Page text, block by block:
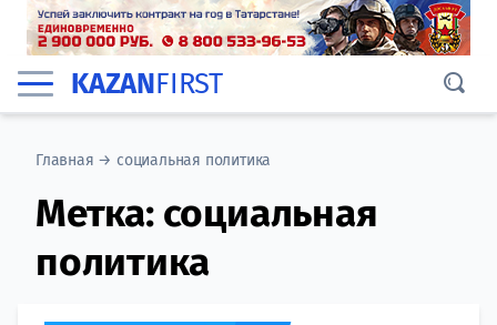
KAZANFIRST
Главная → социальная политика
Метка: социальная
политика